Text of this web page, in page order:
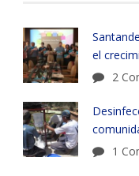
el
2
1